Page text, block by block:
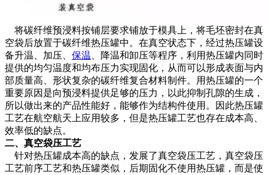
将碳纤维预浸料按铺层要求铺放于模具上，将毛坯密封在真
空袋后放置于碳纤维热压罐中。在真空状态下，经过热压罐设
备升温、加压、 保温 、降温和卸压等程序，利用热压罐内同时
提供的均匀温度和均布压力实现固化，从而可以形成表面与内
部质量高、形状复杂的碳纤维复合材料制件。用热压罐的一个
重要原因是向预浸料提供足够的压力，以此抑制孔隙的生成，
所以做出来的产品性能好，能够作为结构件使用。因此热压罐
工艺在航空航天上应用较多，但是热压罐工艺也存在成本高、
效率低的缺点。
二、真空袋压工艺
针对热压罐成本高的缺点，发展了真空袋压工艺，真空袋压
工艺前序工艺和热压罐类似，后期固化不使用热压罐，而是使